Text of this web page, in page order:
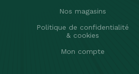
Nos magasins
Politique de confidentialité
& cookies
Mon compte